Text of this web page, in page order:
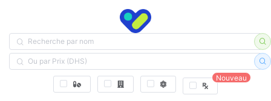
Nouveau